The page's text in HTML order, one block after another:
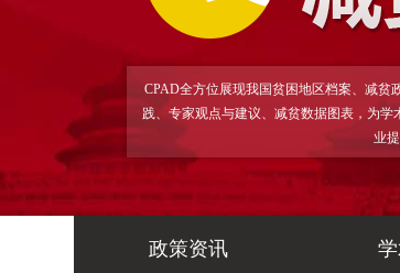
CPAD全方位展现我国贫困地区档案、减
践、专家观点与建议、减贫数据图表，为
业
政策资讯